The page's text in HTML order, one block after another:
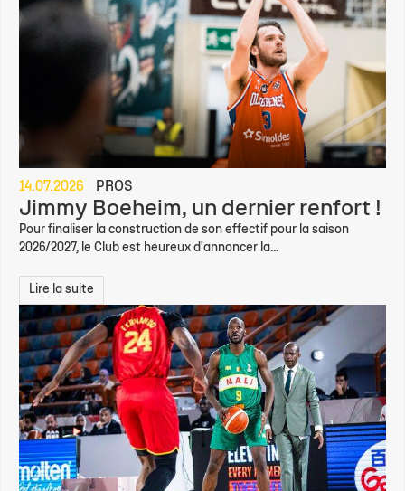
14.07.2026 PROS
Jimmy Boeheim, un dernier renfort !
Pour finaliser la construction de son effectif pour la saison
2026/2027, le Club est heureux d'annoncer la...
Lire la suite